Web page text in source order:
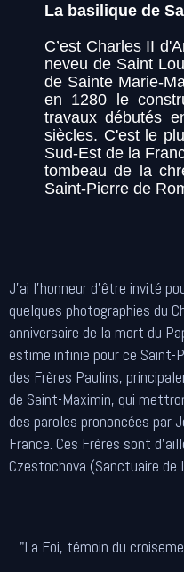
La basilique de
C’est Charles II
neveu de Saint
de Sainte Marie-
en 1280 le
travaux débutés
siècles. C'est le
Sud-Est de la
tombeau de la
Saint-Pierre de
J'ai l'honneur d'être invité
quelques photographies du
anniversaire de la mort du
estime infinie pour ce Saint-
des Frères Paulins,
de Saint-Maximin, qui
des paroles prononcées par
France. Ces Frères sont
Czestochova (Sanctuaire de
"La Foi, témoin du